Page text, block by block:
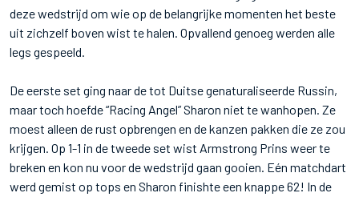
deze wedstrijd om wie op de belangrijke momenten het beste
uit zichzelf boven wist te halen. Opvallend genoeg werden alle
legs gespeeld.
De eerste set ging naar de tot Duitse genaturaliseerde Russin,
maar toch hoefde “Racing Angel” Sharon niet te wanhopen. Ze
moest alleen de rust opbrengen en de kanzen pakken die ze zou
krijgen. Op 1-1 in de tweede set wist Armstrong Prins weer te
breken en kon nu voor de wedstrijd gaan gooien. Eén matchdart
werd gemist op tops en Sharon finishte een knappe 62! In de